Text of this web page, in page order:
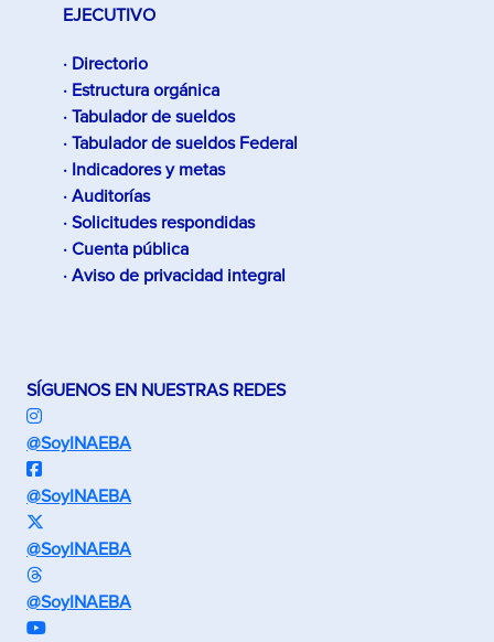
EJECUTIVO
· Directorio
· Estructura orgánica
· Tabulador de sueldos
· Tabulador de sueldos Federal
· Indicadores y metas
· Auditorías
· Solicitudes respondidas
· Cuenta pública
· Aviso de privacidad integral
SÍGUENOS EN NUESTRAS REDES
@SoyINAEBA
@SoyINAEBA
@SoyINAEBA
@SoyINAEBA